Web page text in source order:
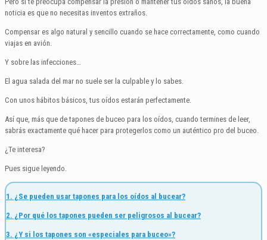
noticia es que no necesitas inventos extraños.
Compensar es algo natural y sencillo cuando se hace correctamente, como cuando
viajas en avión.
Y sobre las infecciones…
El agua salada del mar no suele ser la culpable y lo sabes.
Con unos hábitos básicos, tus oídos estarán perfectamente.
Así que, más que de tapones de buceo para los oídos, cuando termines de leer,
sabrás exactamente qué hacer para protegerlos como un auténtico pro del buceo.
¿Te interesa?
Pues sigue leyendo.
1. ¿Se pueden usar tapones para los oídos al bucear?
2. ¿Por qué los tapones pueden ser peligrosos al bucear?
3. ¿Y si los tapones son «especiales para buceo»?